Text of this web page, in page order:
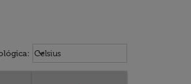
: Weather unit option Celsius
Celsius
keyboard_arrow_down